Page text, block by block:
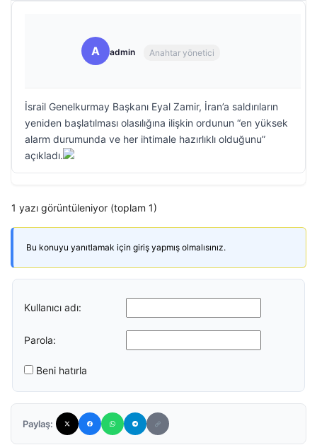
A admin Anahtar yönetici
İsrail Genelkurmay Başkanı Eyal Zamir, İran’a saldırıların
yeniden başlatılması olasılığına ilişkin ordunun “en yüksek
alarm durumunda ve her ihtimale hazırlıklı olduğunu”
açıkladı.
1 yazı görüntüleniyor (toplam 1)
Bu konuyu yanıtlamak için giriş yapmış olmalısınız.
Kullanıcı adı:
Parola:
Beni hatırla
Paylaş: